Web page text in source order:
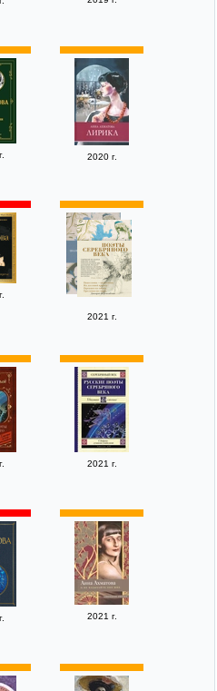
2020 г.
2021 г.
2021 г.
2021 г.